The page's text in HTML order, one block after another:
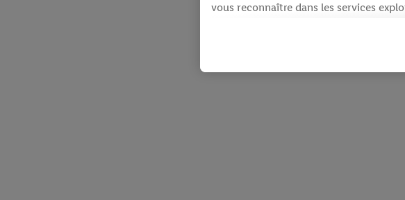
vous reconnaître dans les services
identifiants qui vous sont attribués et
Sous réserve de votre accord, les
produits pour lesquels vous avez